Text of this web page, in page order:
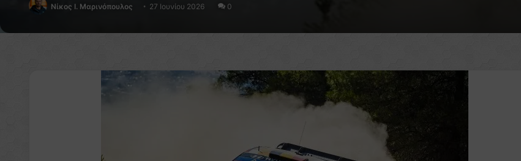
Nίκος Ι. Mαρινόπουλος 27 Ιουνίου 2026 0